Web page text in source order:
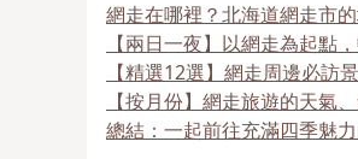
網走在哪裡？北海道網走市
【兩日一夜】以網走為起點
【精選12選】網走周邊必訪
【按月份】網走旅遊的天氣
總結：一起前往充滿四季魅